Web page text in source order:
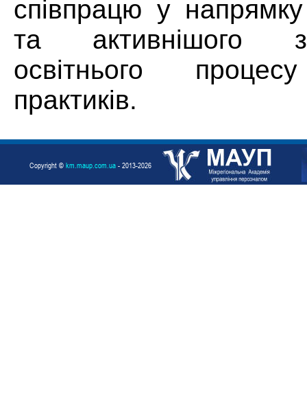
співпрацю у
та активнішого
освітнього процесу
практиків.
Copyright © km.maup.com.ua - 2013-2026